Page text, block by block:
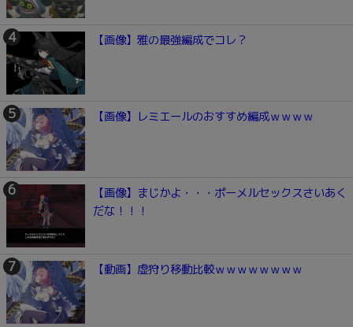
【画像】雅の最強編成でコレ？
【画像】レミエールのおすすめ編成ｗｗｗｗ
【画像】まじかよ・・・ポーメルセックスさいあく
だな！！！
【動画】虚狩り移動比較ｗｗｗｗｗｗｗｗ